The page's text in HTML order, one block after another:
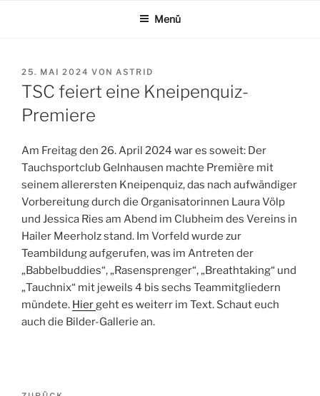
Menü
VERÖFFENTLICHT
AM
25. MAI 2024 VON ASTRID
TSC feiert eine Kneipenquiz-
Premiere
Am Freitag den 26. April 2024 war es soweit: Der
Tauchsportclub Gelnhausen machte Première mit
seinem allerersten Kneipenquiz, das nach aufwändiger
Vorbereitung durch die Organisatorinnen Laura Völp
und Jessica Ries am Abend im Clubheim des Vereins in
Hailer Meerholz stand. Im Vorfeld wurde zur
Teambildung aufgerufen, was im Antreten der
„Babbelbuddies“, „Rasensprenger“, „Breathtaking“ und
„Tauchnix“ mit jeweils 4 bis sechs Teammitgliedern
mündete. Hiergeht es weiterr im Text. Schaut euch
auch die Bilder-Gallerie an.
Beitrags-